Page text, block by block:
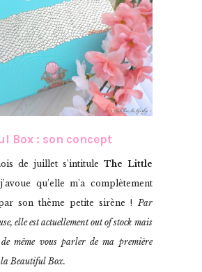
Box : son concept
de juillet s’intitule The Little
qu’elle m’a complètement
son thème petite sirène ! Par
elle est actuellement out of stock mais
même vous parler de ma première
la Beautiful Box.